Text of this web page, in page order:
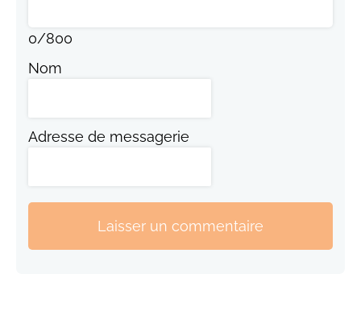
0/800
Nom
Adresse de messagerie
Laisser un commentaire